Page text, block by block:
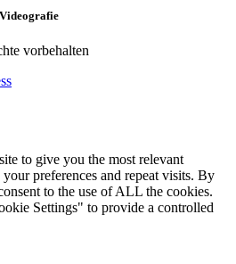
vorbehalten
to give you the most relevant
preferences and repeat visits. By
to the use of ALL the cookies.
Settings" to provide a controlled